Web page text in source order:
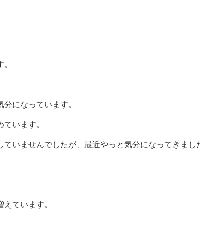
になっています。
います。
いませんでしたが、最近やっと気分になってきまし
ています。